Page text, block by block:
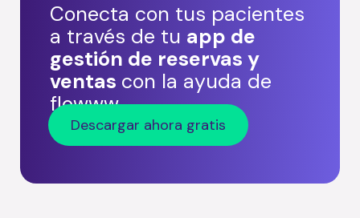
Conecta con tus pacientes
a través de tu app de
gestión de reservas y
ventas con la ayuda de
flowww
Descargar ahora gratis